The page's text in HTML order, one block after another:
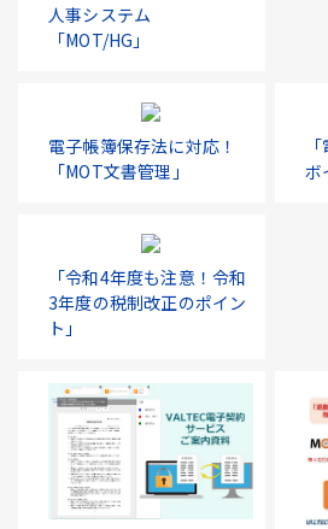
人事システム
「MOT/HG」
電子帳簿保存法に対応！
「MOT文書管理」
ボ
「令和4年度も注意！令和
3年度の税制改正のポイン
ト」